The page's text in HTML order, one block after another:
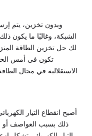
وبدون تخزين، يتم
الشبكة، وغالبًا ما يكون
لك حل تخزين الطاقة
تكون في أمس
الاستقلالية في مجال
أصبح انقطاع التيار
ذلك بسبب العواصف أو